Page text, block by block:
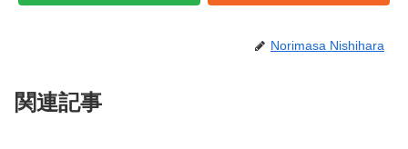
Norimasa Nishihara
関連記事